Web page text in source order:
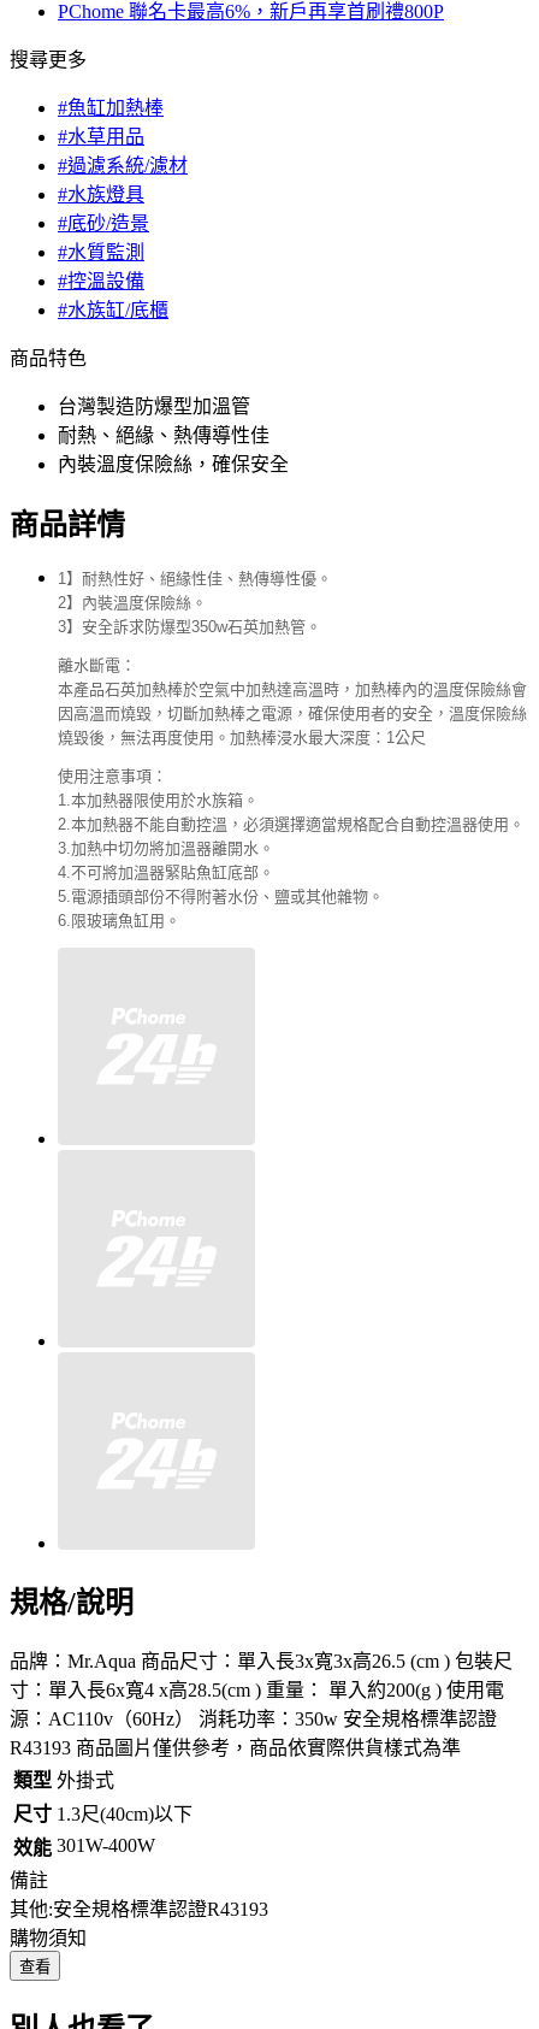
PChome 聯名卡最高6%，新戶再享首刷禮800P
搜尋更多
#魚缸加熱棒
#水草用品
#過濾系統/濾材
#水族燈具
#底砂/造景
#水質監測
#控溫設備
#水族缸/底櫃
商品特色
台灣製造防爆型加溫管
耐熱、絕緣、熱傳導性佳
內裝溫度保險絲，確保安全
商品詳情
1】耐熱性好、絕緣性佳、熱傳導性優。
2】內裝溫度保險絲。
3】安全訴求防爆型350w石英加熱管。
離水斷電：
本產品石英加熱棒於空氣中加熱達高溫時，加熱棒內的溫度保險絲會
因高溫而燒毀，切斷加熱棒之電源，確保使用者的安全，溫度保險絲
燒毀後，無法再度使用。加熱棒浸水最大深度：1公尺
使用注意事項：
1.本加熱器限使用於水族箱。
2.本加熱器不能自動控溫，必須選擇適當規格配合自動控溫器使用。
3.加熱中切勿將加溫器離開水。
4.不可將加溫器緊貼魚缸底部。
5.電源插頭部份不得附著水份、鹽或其他雜物。
6.限玻璃魚缸用。
規格/說明
品牌：Mr.Aqua 商品尺寸：單入長3x寬3x高26.5 (cm ) 包裝尺
寸：單入長6x寬4 x高28.5(cm ) 重量： 單入約200(g ) 使用電
源：AC110v（60Hz） 消耗功率：350w 安全規格標準認證
R43193 商品圖片僅供參考，商品依實際供貨樣式為準
類型 外掛式
尺寸 1.3尺(40cm)以下
效能 301W-400W
備註
其他:安全規格標準認證R43193
購物須知
查看